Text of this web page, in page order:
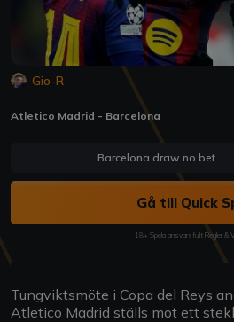
Gio-R
Atletico Madrid - Barcelona
Barcelona draw no bet
Gå till Quick
18+ Spela ansvarsfullt Regler &
Tungviktsmöte i Copa del Reys
Atletico Madrid ställs mot ett